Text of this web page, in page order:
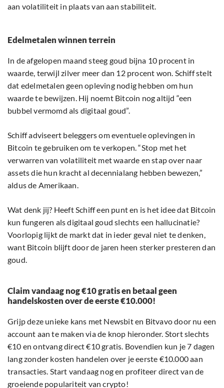
aan volatiliteit in plaats van aan stabiliteit.
Edelmetalen winnen terrein
In de afgelopen maand steeg goud bijna 10 procent in
waarde, terwijl zilver meer dan 12 procent won. Schiff stelt
dat edelmetalen geen opleving nodig hebben om hun
waarde te bewijzen. Hij noemt Bitcoin nog altijd “een
bubbel vermomd als digitaal goud”.
Schiff adviseert beleggers om eventuele oplevingen in
Bitcoin te gebruiken om te verkopen. “Stop met het
verwarren van volatiliteit met waarde en stap over naar
assets die hun kracht al decennialang hebben bewezen,”
aldus de Amerikaan.
Wat denk jij? Heeft Schiff een punt en is het idee dat Bitcoin
kun fungeren als digitaal goud slechts een hallucinatie?
Voorlopig lijkt de markt dat in ieder geval niet te denken,
want Bitcoin blijft door de jaren heen sterker presteren dan
goud.
Claim vandaag nog €10 gratis en betaal geen
handelskosten over de eerste €10.000!
Grijp deze unieke kans met Newsbit en Bitvavo door nu een
account aan te maken via de knop hieronder. Stort slechts
€10 en ontvang direct €10 gratis. Bovendien kun je 7 dagen
lang zonder kosten handelen over je eerste €10.000 aan
transacties. Start vandaag nog en profiteer direct van de
groeiende populariteit van crypto!